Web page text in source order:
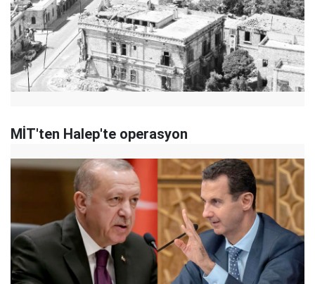
MİT'ten Halep'te operasyon